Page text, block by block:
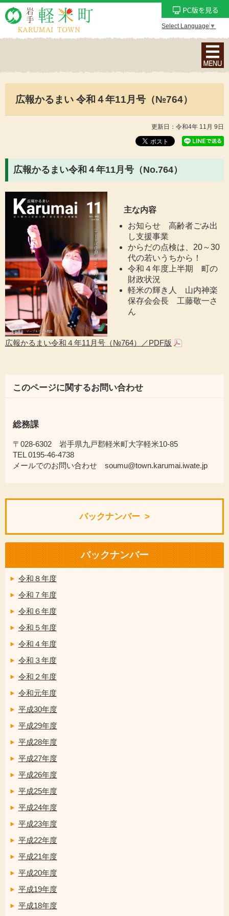
Select Language ▼
ナ
ビ
ン
メ
広報かるまい 令和４年11月号（№764）
更新日：令和4年 11月 9日
広報かるまい令和４年11月号（No.764）
主な内容
お知らせ 高齢者ごみ出
し支援事業
からだの点検は、20～30
代の若いうちから！
令和４年度上半期 町の
財政状況
軽米の輝き人 山内神楽
保存会会長 工藤敬一さ
ん
広報かるまい令和４年11月号（№764）／PDF版
このページに関するお問い合わせ
総務課
〒028-6302 岩手県九戸郡軽米町大字軽米10-85
TEL 0195-46-4738
メールでのお問い合わせ soumu@town.karumai.iwate.jp
バックナンバー
バックナンバー
令和８年度
令和７年度
令和６年度
令和５年度
令和４年度
令和３年度
令和２年度
令和元年度
平成30年度
平成29年度
平成28年度
平成27年度
平成26年度
平成25年度
平成24年度
平成23年度
平成22年度
平成21年度
平成20年度
平成19年度
平成18年度